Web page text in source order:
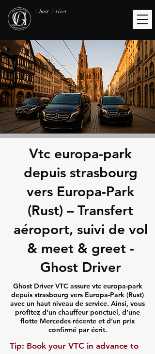
Ghost Driver
Vtc europa-park
depuis strasbourg
vers Europa-Park
(Rust) – Transfert
aéroport, suivi de vol
& meet & greet -
Ghost Driver
Ghost Driver VTC assure vtc europa-park
depuis strasbourg vers Europa-Park (Rust)
avec un haut niveau de service. Ainsi, vous
profitez d’un chauffeur ponctuel, d’une
flotte Mercedes récente et d’un prix
confirmé par écrit.
​Tip: Book your VTC in advance to